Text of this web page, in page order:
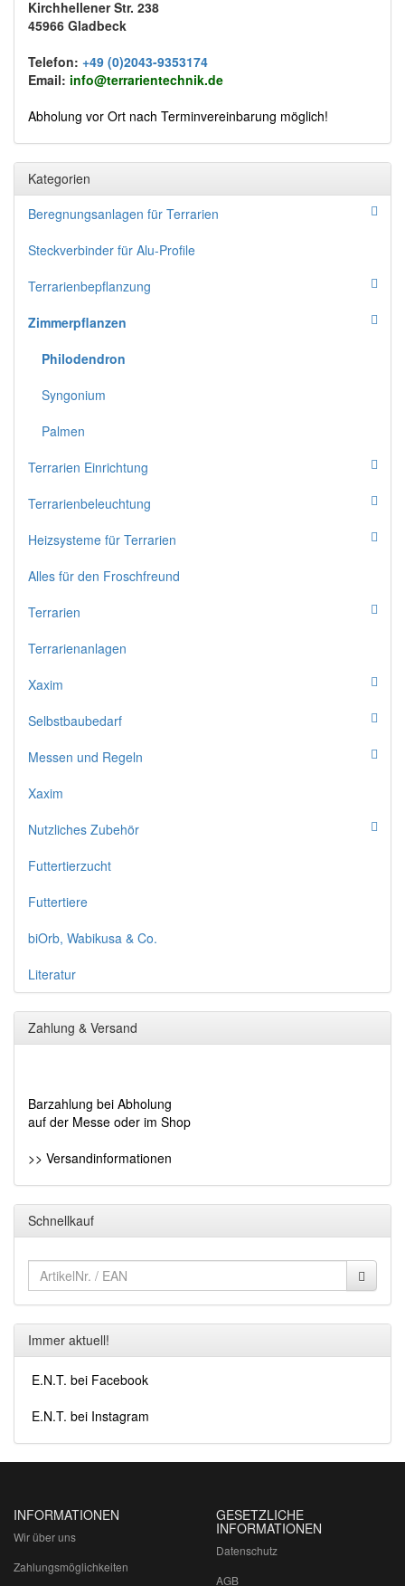
Kirchhellener Str. 238
45966 Gladbeck
Telefon: +49 (0)2043-9353174
Email: info@terrarientechnik.de
Abholung vor Ort nach Terminvereinbarung möglich!
Kategorien
Beregnungsanlagen für Terrarien
Steckverbinder für Alu-Profile
Terrarienbepflanzung
Zimmerpflanzen
Philodendron
Syngonium
Palmen
Terrarien Einrichtung
Terrarienbeleuchtung
Heizsysteme für Terrarien
Alles für den Froschfreund
Terrarien
Terrarienanlagen
Xaxim
Selbstbaubedarf
Messen und Regeln
Xaxim
Nutzliches Zubehör
Futtertierzucht
Futtertiere
biOrb, Wabikusa & Co.
Literatur
Zahlung & Versand
Barzahlung bei Abholung
auf der Messe oder im Shop
>> Versandinformationen
Schnellkauf
Immer aktuell!
E.N.T. bei Facebook
E.N.T. bei Instagram
INFORMATIONEN
Wir über uns
Zahlungsmöglichkeiten
GESETZLICHE
INFORMATIONEN
Datenschutz
AGB